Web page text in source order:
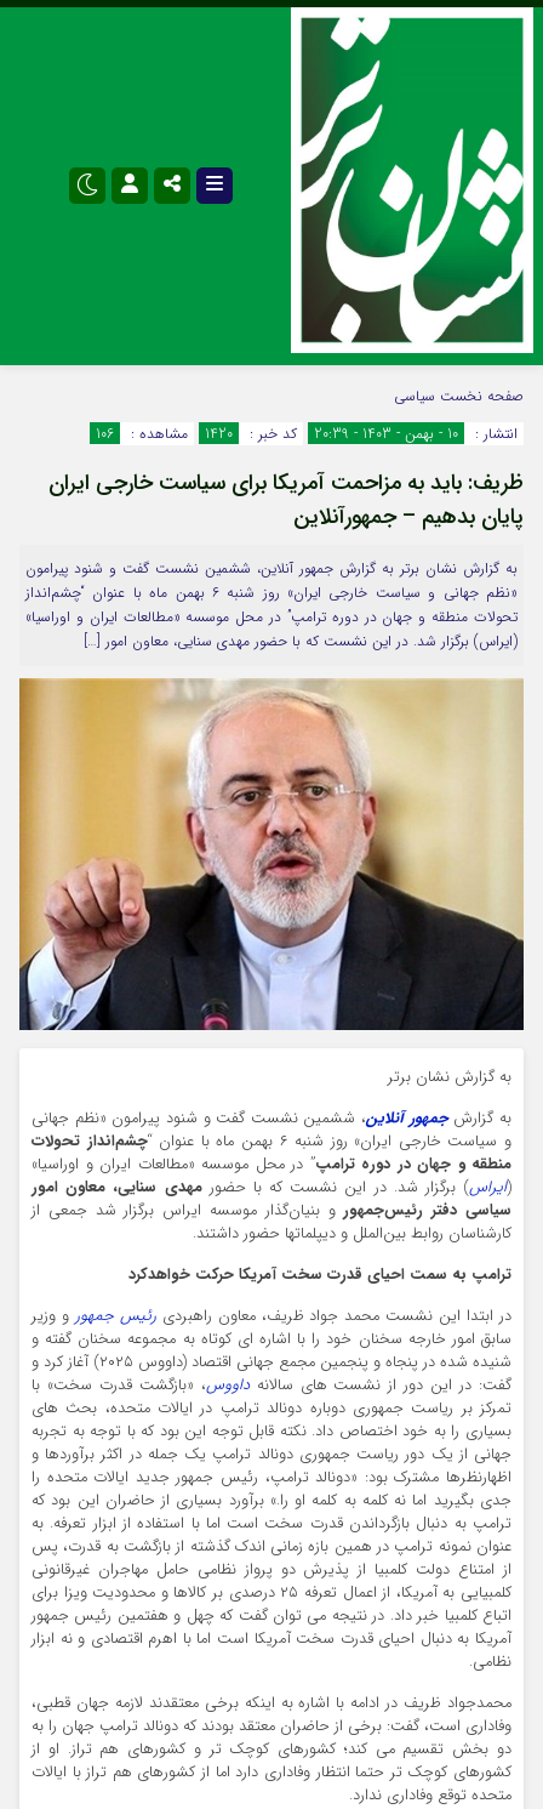
اینستاگرام
سروش
ایتا
آپارات
اپلیکیشن رمز عبور
مرا به خاطر بسپار
Forget Password
صفحه نخست سیاسی
انتشار :
10 - بهمن - 1403 - 20:39 کد خبر : 1420 مشاهده : 106
ظریف: باید به مزاحمت آمریکا برای سیاست خارجی ایران
پایان بدهیم – جمهورآنلاین
به گزارش نشان برتر به گزارش جمهور آنلاین، ششمین نشست گفت و شنود پیرامون
«نظم جهانی و سیاست خارجی ایران» روز شنبه ۶ بهمن ماه با عنوان “چشم‌انداز
تحولات منطقه و جهان در دوره ترامپ” در محل موسسه «مطالعات ایران و اوراسیا»
(ایراس) برگزار شد. در این نشست که با حضور مهدی سنایی، معاون امور […]
به گزارش نشان برتر
به گزارشجمهور آنلاین، ششمین نشست گفت و شنود پیرامون «نظم جهانی
و سیاست خارجی ایران» روز شنبه ۶ بهمن ماه با عنوان “
چشم‌انداز تحولات
منطقه و جهان در دوره ترامپ” در محل موسسه «مطالعات ایران و اوراسیا»
(ایراس) برگزار شد. در این نشست که با حضورمهدی سنایی، معاون امور
سیاسی دفتر رئیس‌جمهورو بنیان‌گذار موسسه ایراس برگزار شد جمعی از
کارشناسان روابط بین‌الملل و دیپلماتها حضور داشتند.
ترامپ به سمت احیای قدرت سخت آمریکا حرکت خواهدکرد
در ابتدا این نشست محمد جواد ظریف، معاون راهبردیرئیس جمهور و وزیر
سابق امور خارجه سخنان خود را با اشاره ای کوتاه به مجموعه سخنان گفته و
شنیده شده در پنجاه و پنجمین مجمع جهانی اقتصاد (داووس ۲۰۲۵) آغاز کرد و
گفت: در این دور از نشست های سالانهداووس، «بازگشت قدرت سخت» با
تمرکز بر ریاست جمهوری دوباره دونالد ترامپ در ایالات متحده، بحث های
بسیاری را به خود اختصاص داد. نکته قابل توجه این بود که با توجه به تجربه
جهانی از یک دور ریاست جمهوری دونالد ترامپ یک جمله در اکثر برآوردها و
اظهارنظرها مشترک بود: «دونالد ترامپ، رئیس جمهور جدید ایالات متحده را
جدی بگیرید اما نه کلمه به کلمه او را.» برآورد بسیاری از حاضران این بود که
ترامپ به دنبال بازگرداندن قدرت سخت است اما با استفاده از ابزار تعرفه. به
عنوان نمونه ترامپ در همین بازه زمانی اندک گذشته از بازگشت به قدرت، پس
از امتناع دولت کلمبیا از پذیرش دو پرواز نظامی حامل مهاجران غیرقانونی
کلمبیایی به آمریکا، از اعمال تعرفه ۲۵ درصدی بر کالاها و محدودیت‌ ویزا برای
اتباع کلمبیا خبر داد. در نتیجه می توان گفت که چهل و هفتمین رئیس جمهور
آمریکا به دنبال احیای قدرت سخت آمریکا است اما با اهرم اقتصادی و نه ابزار
نظامی.
محمدجواد ظریف در ادامه با اشاره به اینکه برخی معتقدند لازمه جهان قطبی،
وفاداری است، گفت: برخی از حاضران معتقد بودند که دونالد ترامپ جهان را به
دو بخش تقسیم می کند؛ کشورهای کوچک تر و کشورهای هم تراز. او از
کشورهای کوچک تر حتما انتظار وفاداری دارد اما از کشورهای هم تراز با ایالات
متحده توقع وفاداری ندارد.